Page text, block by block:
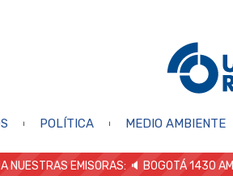
POLÍTICA MEDIO AMBIENTE
NUESTRAS EMISORAS: 🔈 BOGOTÁ 1430 AM